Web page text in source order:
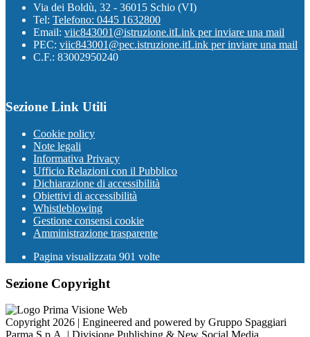
Via dei Boldù, 32 - 36015 Schio (VI)
Tel: Telefono: 0445 1632800
Email: viic843001@istruzione.itLink per inviare una mail
PEC: viic843001@pec.istruzione.itLink per inviare una mail
C.F.: 83002950240
Sezione Link Utili
Cookie policy
Note legali
Informativa Privacy
Ufficio Relazioni con il Pubblico
Dichiarazione di accessibilità
Obiettivi di accessibilità
Whistleblowing
Gestione consensi cookie
Amministrazione trasparente
Pagina visualizzata 901 volte
Sezione Copyright
Copyright 2026 | Engineered and powered by Gruppo Spaggiari